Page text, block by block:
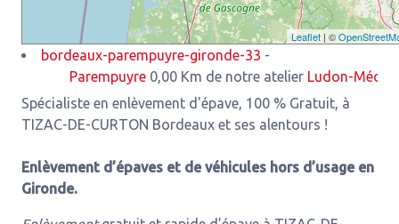
Leaflet | ©
bordeaux-parempuyre-gironde-33 -
Parempuyre0,00 Km de notre atelierLudon-Médoc
Spécialiste en enlèvement d'épave, 100 % Gratuit, à
TIZAC-DE-CURTON Bordeaux et ses alentours !
Enlèvement d’épaves et de véhicules hors d’usage en
Gironde.